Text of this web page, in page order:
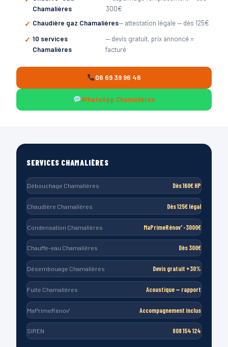
Chamalières
300€
Chaudière gaz Chamalières— attestation légale — dès 125€
10 services
Chamalières
— devis gratuit, prix annoncé =
facturé
06 69 39 96 46
WhatsApp Chamalières
SERVICES CHAMALIÈRES
Débouchage Chamalières Dès 160€ HP
Chaudière Chamalières Dès 125€ légal
Condensation Chamalières MaPrimeRénov' -3000€
Chauffe-eau Chamalières Dès 300€
Désembouage Chamalières Devis gratuit +30%
Fuite Chamalières Acoustique — rapport
MaPrimeRénov' Accompagnement inclus
SIREN 808 154 124